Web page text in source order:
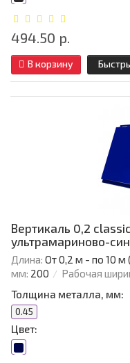
494.50 р.
В корзину
Вертикаль 0,2
ультрамариново-
Длина: От 0,2 м - по 10
мм: 200 Рабочая
Толщина металла, мм:
0.45
Цвет: